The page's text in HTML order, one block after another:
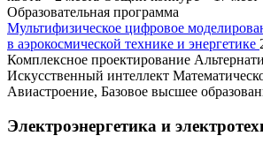
Образовательная программа
Мультифизическое цифровое
в аэрокосмической технике и энергетике
Комплексное проектирование
Искусственный интеллект
Авиастроение, Базовое высшее
Электроэнергетика и